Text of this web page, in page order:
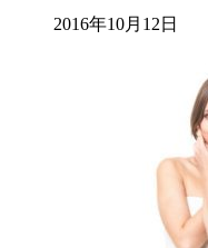
2016年10月12日